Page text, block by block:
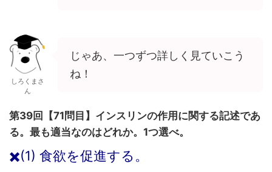
しろくまさ
ん
じゃあ、一つずつ詳しく見ていこう
ね！
第39回【71問目】 インスリンの作用に関する記述であ
る。最も適当なのはどれか。1つ選べ。
✖️(1) 食欲を促進する。